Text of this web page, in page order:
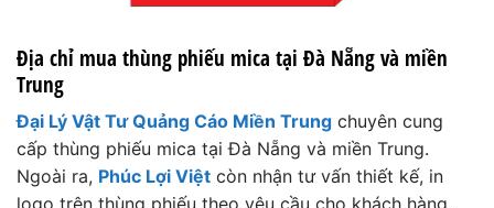
Địa chỉ mua thùng phiếu mica tại Đà Nẵng và miền
Trung
Đại Lý Vật Tư Quảng Cáo Miền Trung chuyên cung
cấp thùng phiếu mica tại Đà Nẵng và miền Trung.
Ngoài ra, Phúc Lợi Việt còn nhận tư vấn thiết kế, in